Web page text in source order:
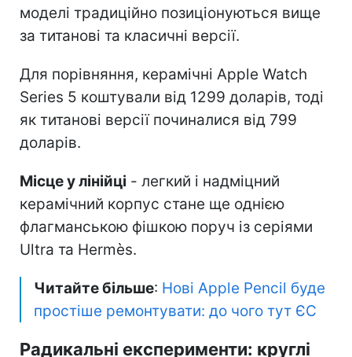
моделі традиційно позиціонуються вище
за титанові та класичні версії.
Для порівняння, керамічні Apple Watch
Series 5 коштували від 1299 доларів, тоді
як титанові версії починалися від 799
доларів.
Місце у лінійці - легкий і надміцний
керамічний корпус стане ще однією
флагманською фішкою поруч із серіями
Ultra та Hermès.
Читайте більше: Нові Apple Pencil буде
простіше ремонтувати: до чого тут ЄС
Радикальні експерименти: круглі